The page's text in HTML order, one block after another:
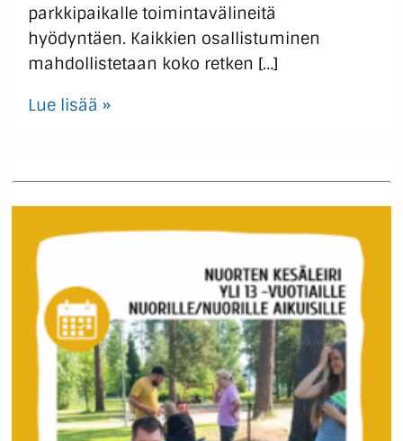
parkkipaikalle toimintavälineitä
hyödyntäen. Kaikkien osallistuminen
mahdollistetaan koko retken […]
Lue lisää »